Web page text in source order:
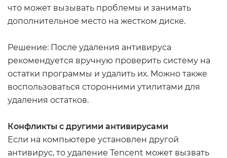
что может вызывать проблемы и занимать
дополнительное место на жестком диске.
Решение: После удаления антивируса
рекомендуется вручную проверить систему на
остатки программы и удалить их. Можно также
воспользоваться сторонними утилитами для
удаления остатков.
Конфликты с другими антивирусами
Если на компьютере установлен другой
антивирус, то удаление Tencent может вызвать